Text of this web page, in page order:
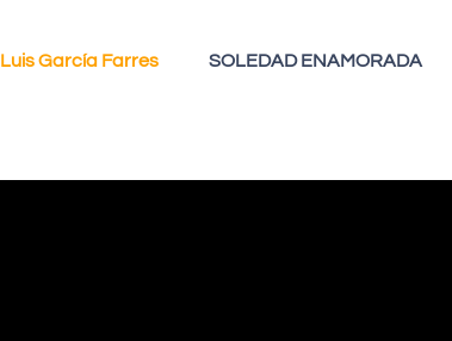
Luis García Farres SOLEDAD ENAMORADA